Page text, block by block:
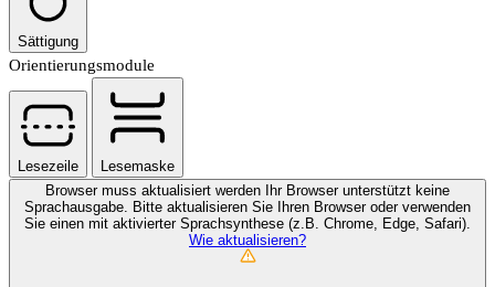
Sättigung
Orientierungsmodule
Lesezeile
Lesemaske
Browser muss aktualisiert werden
Ihr Browser unterstützt keine
Sprachausgabe. Bitte aktualisieren Sie Ihren Browser oder verwenden
Sie einen mit aktivierter Sprachsynthese (z.B. Chrome, Edge, Safari).
Wie aktualisieren?